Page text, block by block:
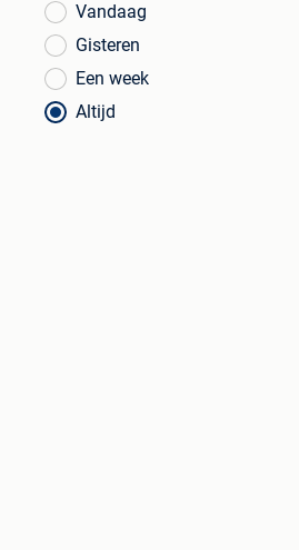
Vandaag
Gisteren
Een week
Altijd